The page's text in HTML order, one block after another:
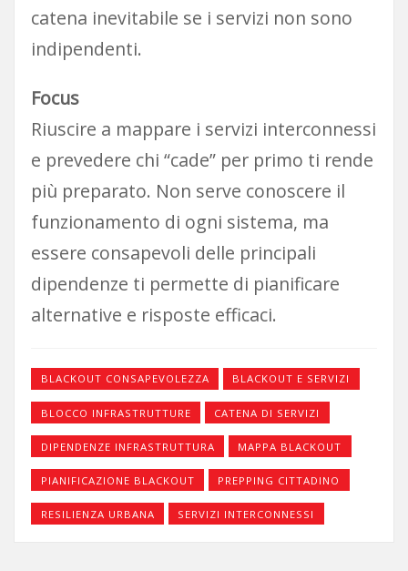
catena inevitabile se i servizi non sono
indipendenti.
Focus
Riuscire a mappare i servizi interconnessi
e prevedere chi “cade” per primo ti rende
più preparato. Non serve conoscere il
funzionamento di ogni sistema, ma
essere consapevoli delle principali
dipendenze ti permette di pianificare
alternative e risposte efficaci.
BLACKOUT CONSAPEVOLEZZA BLACKOUT E SERVIZI
BLOCCO INFRASTRUTTURE CATENA DI SERVIZI
DIPENDENZE INFRASTRUTTURA MAPPA BLACKOUT
PIANIFICAZIONE BLACKOUT PREPPING CITTADINO
RESILIENZA URBANA SERVIZI INTERCONNESSI